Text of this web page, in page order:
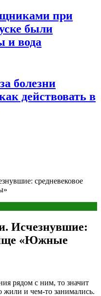
при
были
и вода
болезни
действовать в
средневековое
Исчезнувшие:
«Южные
рядом с ним, то значит
жили и чем-то занимались.